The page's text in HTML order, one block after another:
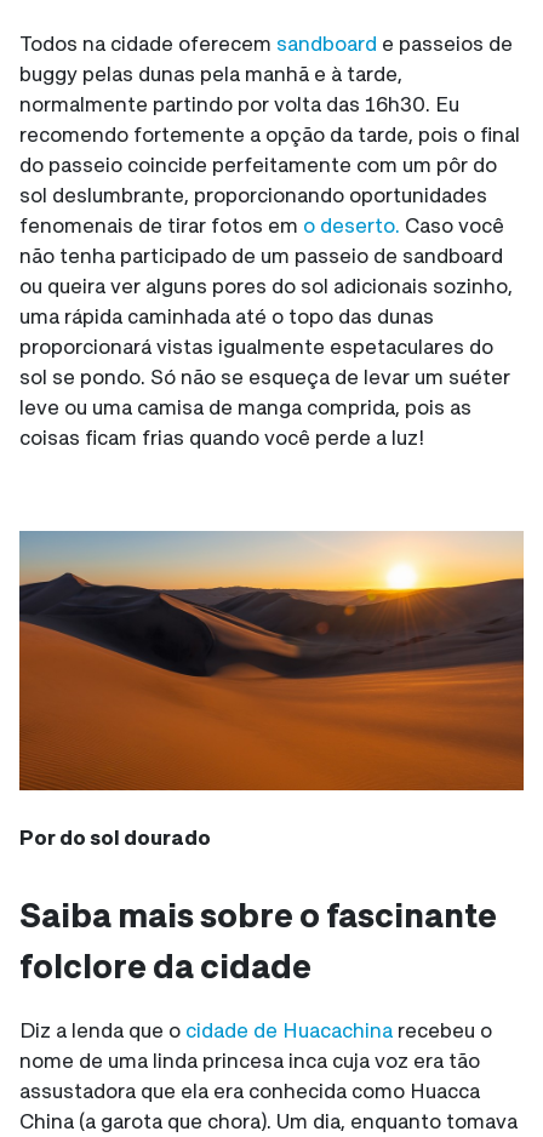
Todos na cidade oferecem sandboard e passeios de
buggy pelas dunas pela manhã e à tarde,
normalmente partindo por volta das 16h30. Eu
recomendo fortemente a opção da tarde, pois o final
do passeio coincide perfeitamente com um pôr do
sol deslumbrante, proporcionando oportunidades
fenomenais de tirar fotos em o deserto. Caso você
não tenha participado de um passeio de sandboard
ou queira ver alguns pores do sol adicionais sozinho,
uma rápida caminhada até o topo das dunas
proporcionará vistas igualmente espetaculares do
sol se pondo. Só não se esqueça de levar um suéter
leve ou uma camisa de manga comprida, pois as
coisas ficam frias quando você perde a luz!
Por do sol dourado
Saiba mais sobre o fascinante
folclore da cidade
Diz a lenda que o cidade de Huacachina recebeu o
nome de uma linda princesa inca cuja voz era tão
assustadora que ela era conhecida como Huacca
China (a garota que chora). Um dia, enquanto tomava